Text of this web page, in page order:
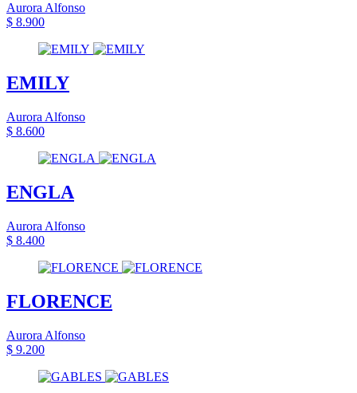
Aurora Alfonso
$ 8.900
EMILY
Aurora Alfonso
$ 8.600
ENGLA
Aurora Alfonso
$ 8.400
FLORENCE
Aurora Alfonso
$ 9.200